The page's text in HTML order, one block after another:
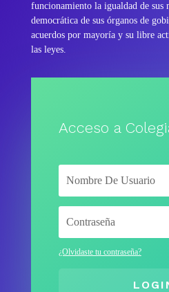
funcionamiento la igualdad de sus
democrática de sus órganos de
acuerdos por mayoría y su libre
las leyes.
Acceso a
¿Olvidaste tu contraseña?